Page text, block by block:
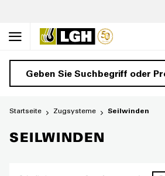
Startseite Zugsysteme Seilwinden
SEILWINDEN